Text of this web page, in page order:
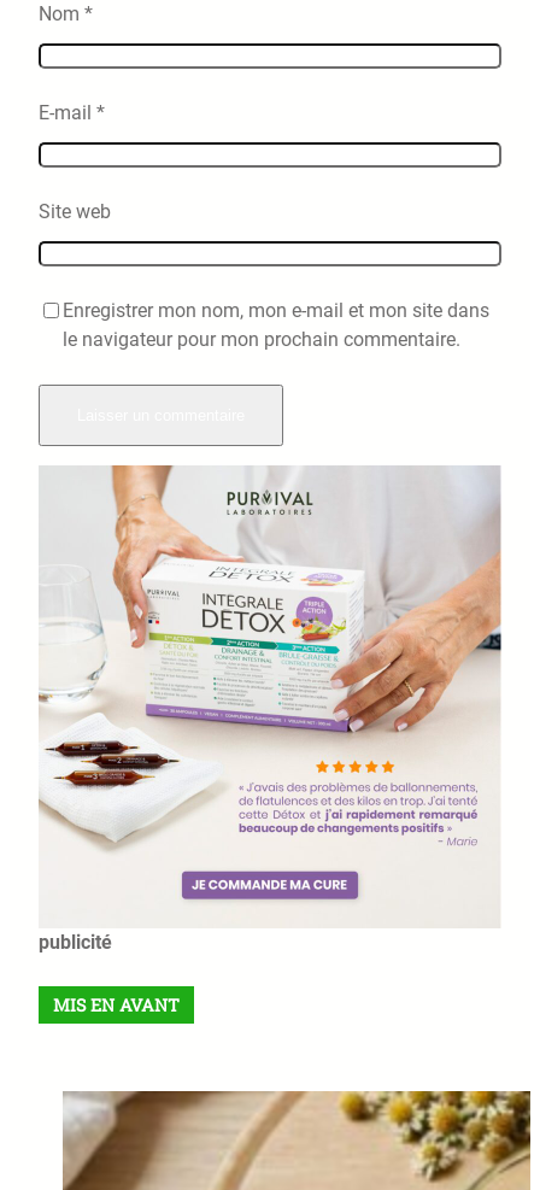
Nom *
E-mail *
Site web
Enregistrer mon nom, mon e-mail et mon site dans
le navigateur pour mon prochain commentaire.
publicité
MIS EN AVANT